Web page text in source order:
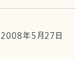
2008年5月27日